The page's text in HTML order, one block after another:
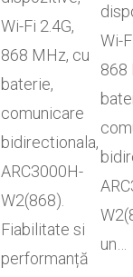
Wi-Fi 2.4G,
868 MHz, cu
baterie,
comunicare
bidirectionala,
ARC3000H-
W2(868).
Fiabilitate si
performanță
Wi-
868
un…